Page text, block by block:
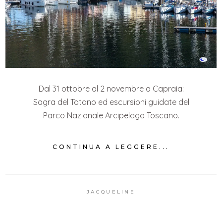
Dal 31 ottobre al 2 novembre a Capraia:
Sagra del Totano ed escursioni guidate del
Parco Nazionale Arcipelago Toscano.
CONTINUA A LEGGERE...
JACQUELINE